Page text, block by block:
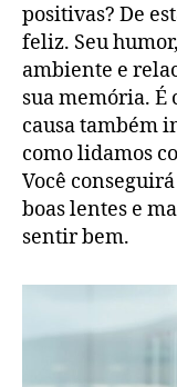
positivas? De
feliz. Seu
ambiente e
sua memória. É
causa também
como lidamos
Você
boas lentes e
sentir bem.